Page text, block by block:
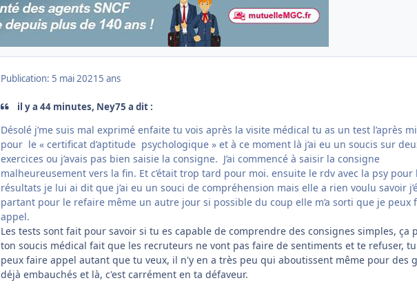
Publication: 5 mai 2021 5 ans
il y a 44 minutes, Ney75 a dit :
Désolé j’me suis mal exprimé enfaite tu vois après la visite médical tu as un test l’après
pour le « certificat d’aptitude psychologique » et à ce moment là j’ai eu un soucis sur
exercices ou j’avais pas bien saisie la consigne. J’ai commencé à saisir la consigne
malheureusement vers la fin. Et c’était trop tard pour moi. ensuite le rdv avec la psy pour
résultats je lui ai dit que j’ai eu un souci de compréhension mais elle a rien voulu savoir
partant pour le refaire même un autre jour si possible du coup elle m’a sorti que je peux
appel.
Les tests sont fait pour savoir si tu es capable de comprendre des consignes simples, ça
ton soucis médical fait que les recruteurs ne vont pas faire de sentiments et te refuser, tu
peux faire appel autant que tu veux, il n'y en a très peu qui aboutissent même pour des
déjà embauchés et là, c'est carrément en ta défaveur.